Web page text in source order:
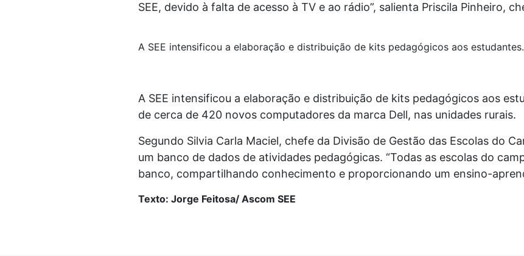
SEE, devido à falta de acesso à TV e ao rádio”, salienta Priscila Pinheiro,
A SEE intensificou a elaboração e distribuição de kits pedagógicos aos
A SEE intensificou a elaboração e distribuição de kits pedagógicos aos
de cerca de 420 novos computadores da marca Dell, nas unidades rurais.
Segundo Silvia Carla Maciel, chefe da Divisão de Gestão das Escolas do
um banco de dados de atividades pedagógicas. “Todas as escolas do
banco, compartilhando conhecimento e proporcionando um ensino-
Texto: Jorge Feitosa/ Ascom SEE